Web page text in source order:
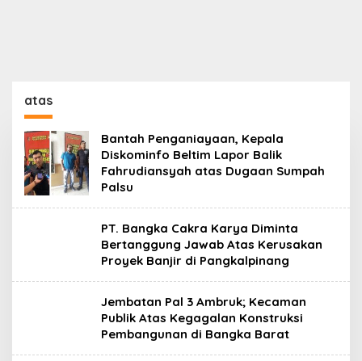
atas
Bantah Penganiayaan, Kepala
Diskominfo Beltim Lapor Balik
Fahrudiansyah atas Dugaan Sumpah
Palsu
PT. Bangka Cakra Karya Diminta
Bertanggung Jawab Atas Kerusakan
Proyek Banjir di Pangkalpinang
Jembatan Pal 3 Ambruk; Kecaman
Publik Atas Kegagalan Konstruksi
Pembangunan di Bangka Barat